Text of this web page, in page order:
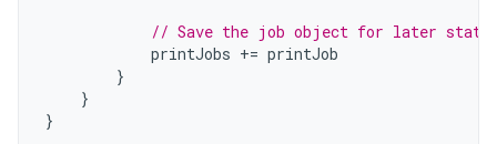
// Save the job object for later status
printJobs += printJob
}
}
}